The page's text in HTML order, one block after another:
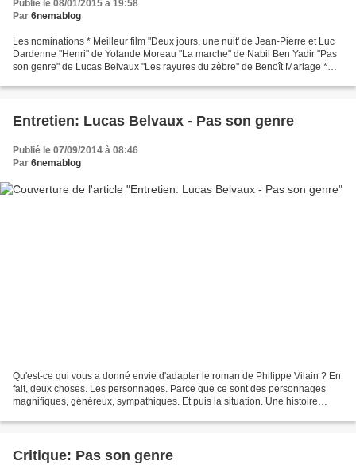
Publié le 08/01/2015 à 19:58
Par 6nemablog
Les nominations * Meilleur film "Deux jours, une nuit' de Jean-Pierre et Luc
Dardenne "Henri" de Yolande Moreau "La marche" de Nabil Ben Yadir "Pas
son genre" de Lucas Belvaux "Les rayures du zèbre" de Benoît Mariage *
Entretien: Lucas Belvaux - Pas son genre
Publié le 07/09/2014 à 08:46
Par 6nemablog
Qu'est-ce qui vous a donné envie d'adapter le roman de Philippe Vilain ? En
fait, deux choses. Les personnages. Parce que ce sont des personnages
magnifiques, généreux, sympathiques. Et puis la situation. Une histoire
Critique: Pas son genre